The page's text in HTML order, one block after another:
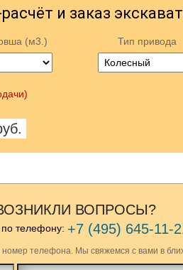
и заказ
(м3.) Тип привода
ВОПРОСЫ?
по телефону: +7 (495) 645-11-
номер телефона. Мы свяжемся с вами в